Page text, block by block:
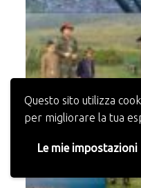
Questo sito utilizza
per migliorare la tua
Le mie impostazioni